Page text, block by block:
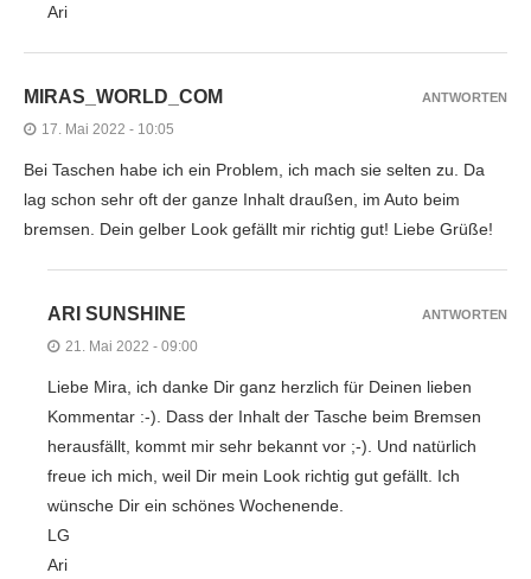
Ari
MIRAS_WORLD_COM
17. Mai 2022 - 10:05
Bei Taschen habe ich ein Problem, ich mach sie selten zu. Da
lag schon sehr oft der ganze Inhalt draußen, im Auto beim
bremsen. Dein gelber Look gefällt mir richtig gut! Liebe Grüße!
ANTWORTEN
ARI SUNSHINE
21. Mai 2022 - 09:00
Liebe Mira, ich danke Dir ganz herzlich für Deinen lieben
Kommentar :-). Dass der Inhalt der Tasche beim Bremsen
herausfällt, kommt mir sehr bekannt vor ;-). Und natürlich
freue ich mich, weil Dir mein Look richtig gut gefällt. Ich
wünsche Dir ein schönes Wochenende.
LG
Ari
ANTWORTEN